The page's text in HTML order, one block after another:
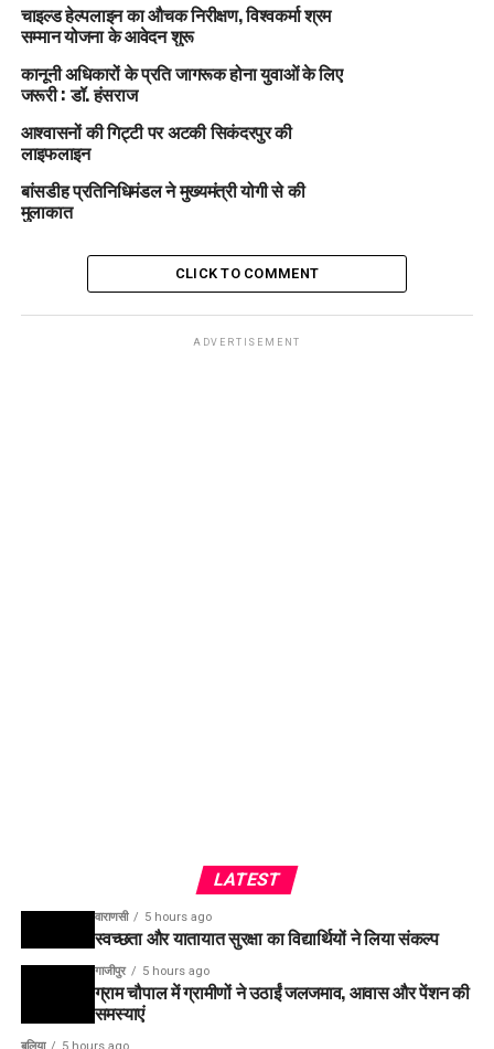
चाइल्ड हेल्पलाइन का औचक निरीक्षण, विश्वकर्मा श्रम
सम्मान योजना के आवेदन शुरू
कानूनी अधिकारों के प्रति जागरूक होना युवाओं के लिए
जरूरी : डॉ. हंसराज
आश्वासनों की गिट्टी पर अटकी सिकंदरपुर की
लाइफलाइन
बांसडीह प्रतिनिधिमंडल ने मुख्यमंत्री योगी से की
मुलाकात
CLICK TO COMMENT
ADVERTISEMENT
LATEST
वाराणसी 5 hours ago
स्वच्छता और यातायात सुरक्षा का विद्यार्थियों ने लिया संकल्प
गाजीपुर 5 hours ago
ग्राम चौपाल में ग्रामीणों ने उठाईं जलजमाव, आवास और पेंशन की
समस्याएं